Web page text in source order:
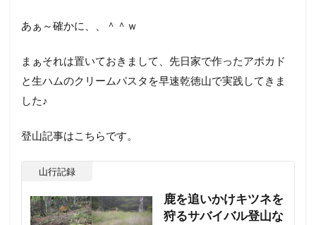
あぁ～確かに、、＾＾ｗ
まぁそれは置いておきまして、先日家で作ったアボカド
と生ハムのクリームパスタを早速乾徳山で実践してきま
した♪
登山記事はこちらです。
山行記録
鹿を追いかけキツネを
狩るサバイバル登山な